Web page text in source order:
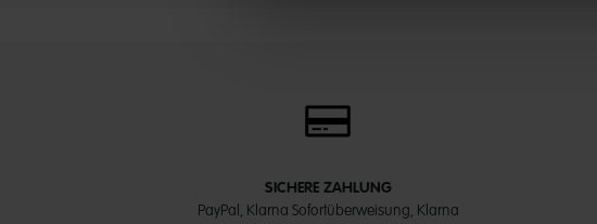
SICHERE ZAHLUNG
PayPal, Klarna Sofortüberweisung, Klarna